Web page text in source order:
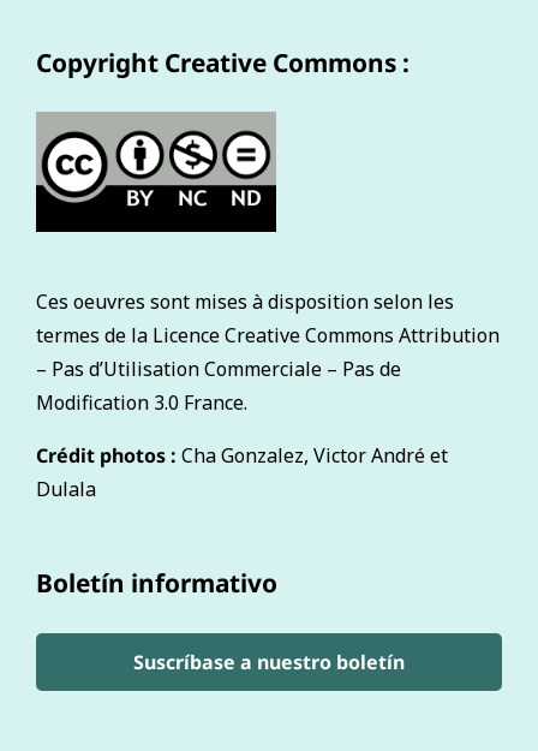
Copyright Creative Commons :
Ces oeuvres sont mises à disposition selon les
termes de la Licence Creative Commons Attribution
– Pas d’Utilisation Commerciale – Pas de
Modification 3.0 France.
Crédit photos : Cha Gonzalez, Victor André et
Dulala
Boletín informativo
Suscríbase a nuestro boletín